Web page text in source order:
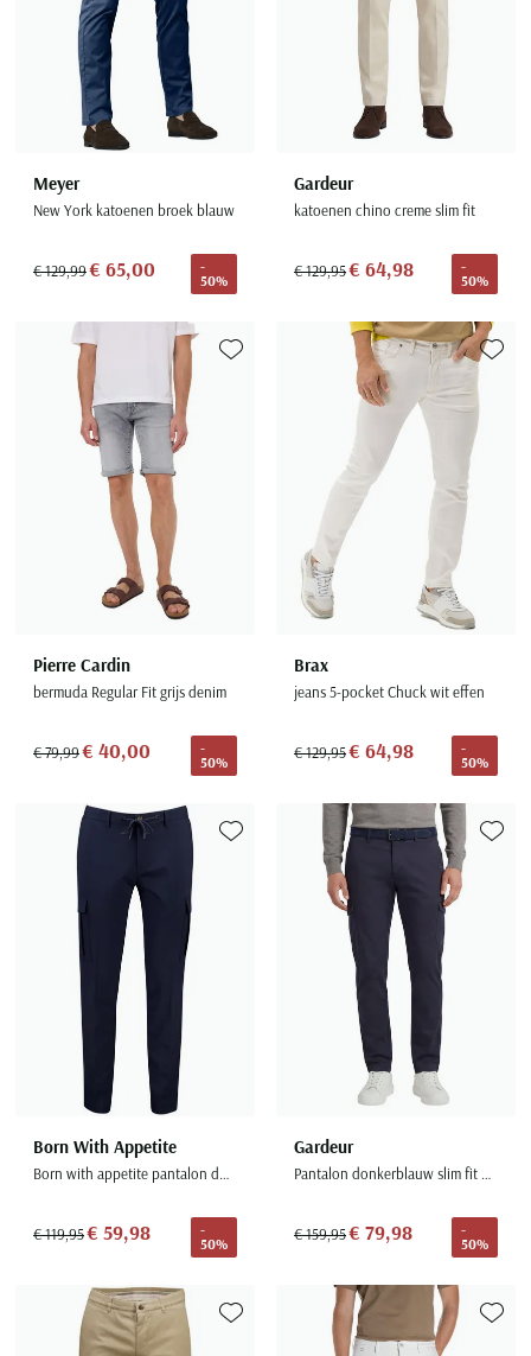
Meyer
New York katoenen broek blauw
€ 129,99€ 65,00
-
50%
Gardeur
katoenen chino creme slim fit
€ 129,95€ 64,98
-
50%
Pierre Cardin
bermuda Regular Fit grijs denim
€ 79,99€ 40,00
-
50%
Toevoegen aan favorieten
Brax
jeans 5-pocket Chuck wit effen
€ 129,95€ 64,98
-
50%
Born With Appetite
Born with appetite pantalon donkerblauw effen cargo
€ 119,95€ 59,98
-
50%
Toevoegen aan favorieten
Gardeur
Pantalon donkerblauw slim fit effen
€ 159,95€ 79,98
-
50%
Toevoegen aan favorieten